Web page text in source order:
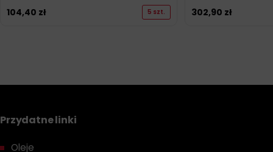
104,40 zł 5 szt.
302,90 zł
Przydatne linki
Oleje